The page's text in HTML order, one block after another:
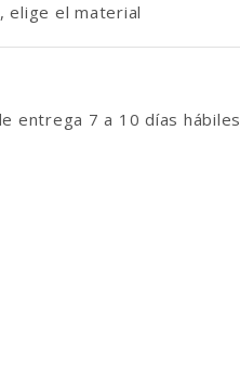
elige el material
entrega 7 a 10 días hábiles